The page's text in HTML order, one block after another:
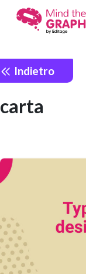
Indietro
carta